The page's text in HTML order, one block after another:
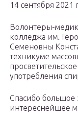
14 сентября 2021
Волонтеры-
колледжа им.
Семеновны
техникуме
употребления
Спасибо
интереснейшее